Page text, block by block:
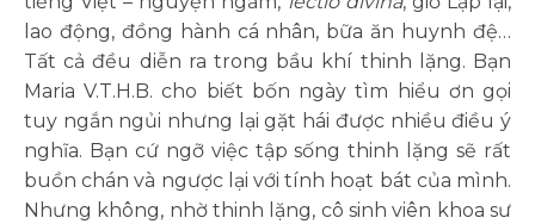
lao động, đồng hành cá nhân, bữa ăn huynh đệ…
Tất cả đều diễn ra trong bầu khí thinh lặng. Bạn
Maria V.T.H.B. cho biết bốn ngày tìm hiểu ơn gọi
tuy ngắn ngủi nhưng lại gặt hái được nhiều điều ý
nghĩa. Bạn cứ ngỡ việc tập sống thinh lặng sẽ rất
buồn chán và ngược lại với tính hoạt bát của mình.
Nhưng không, nhờ thinh lặng, cô sinh viên khoa sư